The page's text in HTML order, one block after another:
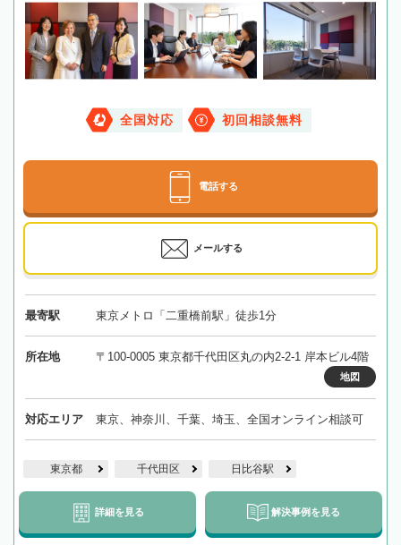
全国対応 初回相談無料
電話する
メールする
最寄駅 東京メトロ「二重橋前駅」徒歩1分
所在地 〒100-0005 東京都千代田区丸の内2-2-1 岸本ビル4階
地図
対応エリア 東京、神奈川、千葉、埼玉、全国オンライン相談可
東京都 千代田区 日比谷駅
詳細を見る 解決事例を見る